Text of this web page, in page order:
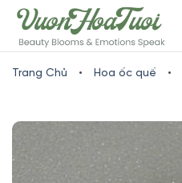
www.vuonhoatuoi.vnSkip
to
content
Trang Chủ • Hoa ốc quế •